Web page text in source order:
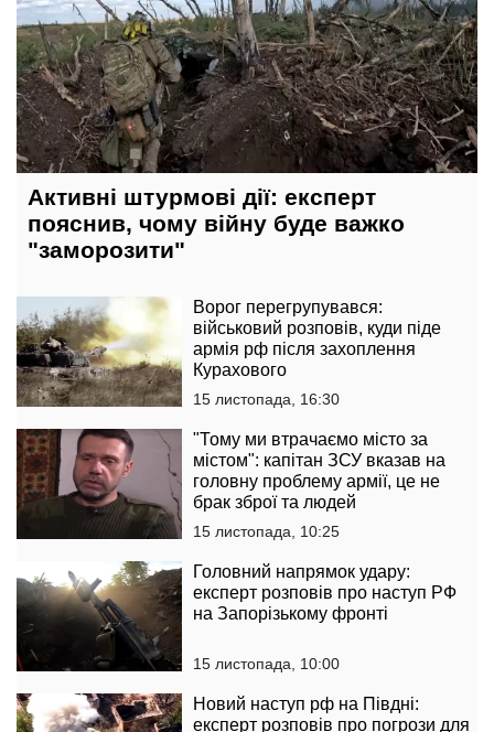
Активні штурмові дії: експерт
пояснив, чому війну буде важко
"заморозити"
Ворог перегрупувався:
військовий розповів, куди піде
армія рф після захоплення
Курахового
15 листопада, 16:30
"Тому ми втрачаємо місто за
містом": капітан ЗСУ вказав на
головну проблему армії, це не
брак зброї та людей
15 листопада, 10:25
Головний напрямок удару:
експерт розповів про наступ РФ
на Запорізькому фронті
15 листопада, 10:00
Новий наступ рф на Півдні:
експерт розповів про погрози для